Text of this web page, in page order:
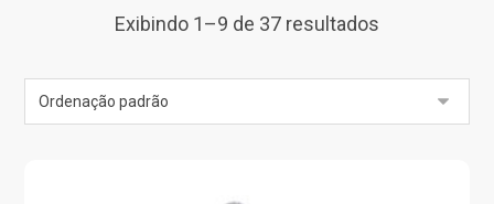
Exibindo 1–9 de 37 resultados